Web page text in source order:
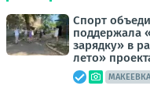
Спорт
поддержала
зарядку» в
лето»
МАКЕЕВКА